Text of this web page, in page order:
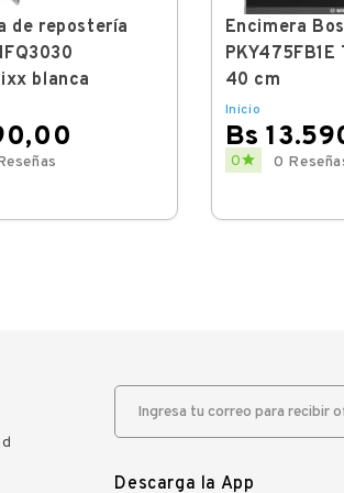
de repostería
blanca
Encimera
PKY475FB1E
40 cm
Inicio
Bs
Price
0 0
Descarga la App